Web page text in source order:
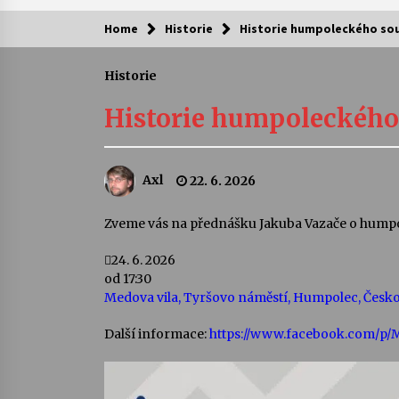
Kam za kulturou?
Camerata a Sukuba Ensemble
4. 8. 2026
Pozvánka na integrační festival
Quijotova šedesátka: 28. 7.–1. 8.
28. 7. 2026
22. 7. 2026
Za kulturou kousek za Humpolec. V
Home Historie Historie humpoleckého
Historie
Historie
Axl 22. 6. 2026
Zveme vás na přednášku Jakuba Vazače o
24. 6. 2026
od 17:30
Medova vila, Tyršovo náměstí, Humpolec, Česko
Další informace:https://www.facebook.com/p/